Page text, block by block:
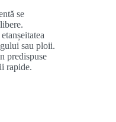
se
sau ploii.
predispuse
rapide.